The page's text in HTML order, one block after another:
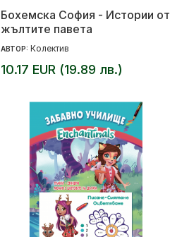
Бохемска София - Истории от
жълтите павета
АВТОР: Колектив
10.17 EUR (19.89 лв.)